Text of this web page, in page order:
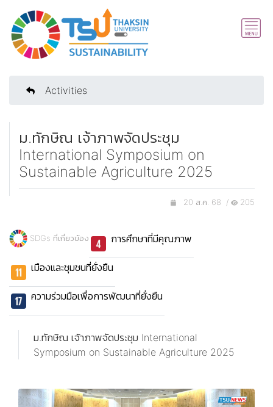
Activities
ม.ทักษิณ เจ้าภาพจัดประชุม
International Symposium on
Sustainable Agriculture 2025
20 ส.ค. 68 / 205
SDGs ที่เกี่ยวข้อง การศึกษาที่มีคุณภาพ
เมืองและชุมชนที่ยั่งยืน
ความร่วมมือเพื่อการพัฒนาที่ยั่งยืน
ม.ทักษิณ เจ้าภาพจัดประชุม International
Symposium on Sustainable Agriculture 2025